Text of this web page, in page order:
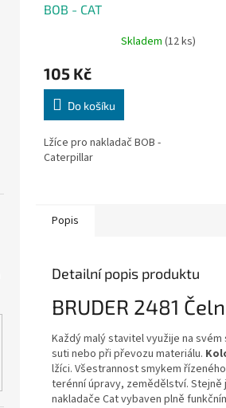
BOB - CAT
Skladem (12 ks)
105 Kč
Do košíku
Lžíce pro nakladač BOB -
Caterpillar
Popis
Detailní popis produktu
BRUDER 2481
Každý malý stavitel využije na
suti nebo při převozu materiálu.
lžíci. Všestrannost smykem
terénní úpravy, zemědělství. Stejně
nakladače Cat vybaven plně